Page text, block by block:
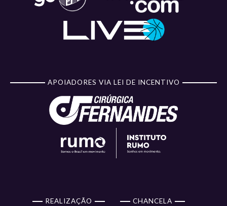
APOIADORES VIA LEI DE INCENTIVO
REALIZAÇÃO CHANCELA